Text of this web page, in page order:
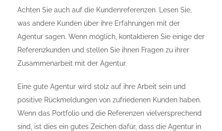
Achten Sie auch auf die Kundenreferenzen. Lesen Sie,
was andere Kunden über ihre Erfahrungen mit der
Agentur sagen. Wenn möglich, kontaktieren Sie einige der
Referenzkunden und stellen Sie ihnen Fragen zu ihrer
Zusammenarbeit mit der Agentur.
Eine gute Agentur wird stolz auf ihre Arbeit sein und
positive Rückmeldungen von zufriedenen Kunden haben.
Wenn das Portfolio und die Referenzen vielversprechend
sind, ist dies ein gutes Zeichen dafür, dass die Agentur in